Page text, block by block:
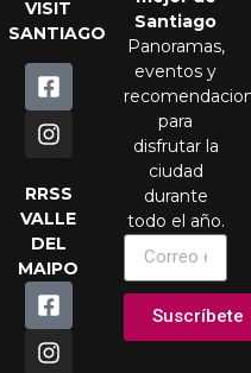
VISIT
SANTIAGO
RRSS
VALLE
DEL
MAIPO
Santiago
Panoramas,
eventos y
para
disfrutar la
ciudad
durante
todo el año.
Suscríbete